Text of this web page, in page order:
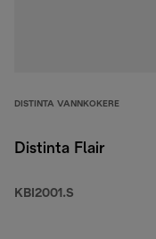
DISTINTA VANNKOKERE
Distinta Flair
KBI2001.S